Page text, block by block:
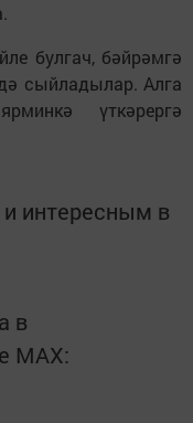
булгач, бәйрәмгә
сыйладылар. Алга
үткәрергә
интересным в
в
MАХ: